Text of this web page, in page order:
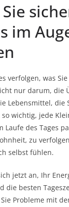
im
verfolgen, was
nur darum, die
Lebensmittel, die
wichtig, jede
Laufe des Tages
zu
selbst fühlen.
jetzt an, Ihr
die besten
Probleme mit